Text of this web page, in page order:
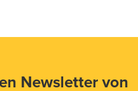
Newsletter von